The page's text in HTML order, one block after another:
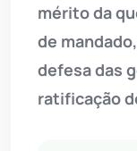
mérito da
de
defesa das
ratificação